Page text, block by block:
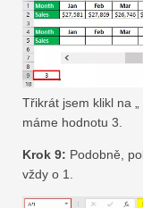
Třikrát jsem klikl na „
máme hodnotu 3.
Krok 9: Podobně,
vždy o 1.